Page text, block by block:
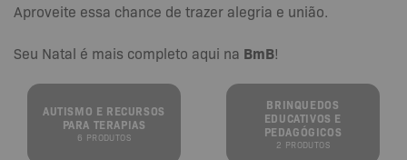
Aproveite essa chance de trazer alegria e união.
Seu Natal é mais completo aqui na BmB!
AUTISMO E RECURSOS
PARA TERAPIAS
6 PRODUTOS
BRINQUEDOS
EDUCATIVOS E
PEDAGÓGICOS
2 PRODUTOS